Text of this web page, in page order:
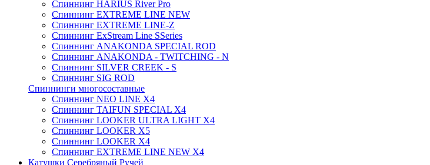
Спиннинг HARIUS River Pro
Спиннинг EXTREME LINE NEW
Спиннинг EXTREME LINE-Z
Спиннинг ExStream Line SSeries
Спиннинг ANAKONDA SPECIAL ROD
Спиннинг ANAKONDA - TWITCHING - N
Спиннинг SILVER CREEK - S
Спиннинг SIG ROD
Спиннинги многосоставные
Спиннинг NEO LINE X4
Спиннинг TAIFUN SPECIAL X4
Спиннинг LOOKER ULTRA LIGHT X4
Спиннинг LOOKER X5
Спиннинг LOOKER X4
Спиннинг EXTREME LINE NEW X4
Катушки Серебряный Ручей